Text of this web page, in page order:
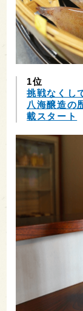
1位
挑戦なくし
八海醸造の
載スタート